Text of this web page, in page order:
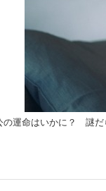
運命はいかに？ 謎